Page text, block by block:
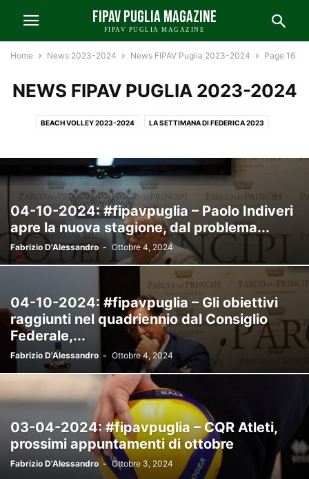
FIPAV PUGLIA MAGAZINE
FIPAV PUGLIA MAGAZINE
Home News 2023-2024 News FIPAV Puglia 2023-2024 Page 16
NEWS FIPAV PUGLIA 2023-2024
BEACH VOLLEY 2023-2024 LA SETTIMANA DI FEDERICA 2023
NAZIONALI E INTERNAZIONALI 2023-2024 NEWS A 2023-2024
NEWS B 2023-2024 NEWS C-D 2023-2024
NEWS FIPAV BARI-FOGGIA 2023-2024 NEWS FIPAV LECCE 2023-2024
NEWS FIPAV PUGLIA 2023-2024 NEWS FIPAV TARANTO 2023-2024
PUNTO SUI CAMPIONATI 2023-2024 VOLLEY GIOVANILE 2023-2024
04-10-2024: #fipavpuglia – Paolo Indiveri
apre la nuova stagione, dal problema...
Fabrizio D'Alessandro - Ottobre 4, 2024
04-10-2024: #fipavpuglia – Gli obiettivi
raggiunti nel quadriennio dal Consiglio
Federale,...
Fabrizio D'Alessandro - Ottobre 4, 2024
03-04-2024: #fipavpuglia – CQR Atleti,
prossimi appuntamenti di ottobre
Fabrizio D'Alessandro - Ottobre 3, 2024